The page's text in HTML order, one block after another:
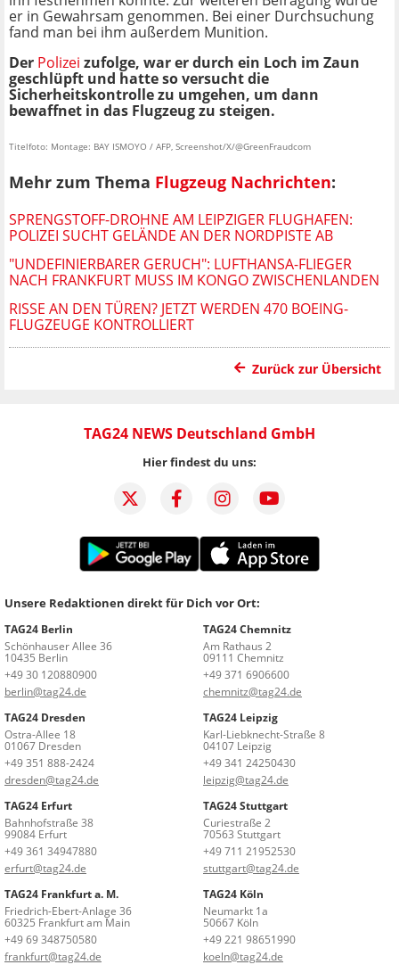
er in Gewahrsam genommen. Bei einer Durchsuchung
fand man bei ihm außerdem Munition.
Der Polizei zufolge, war er durch ein Loch im Zaun
geschlüpft und hatte so versucht die
Sicherheitskontrolle zu umgehen, um dann
bewaffnet in das Flugzeug zu steigen.
Titelfoto: Montage: BAY ISMOYO / AFP, Screenshot/X/@GreenFraudcom
Mehr zum Thema Flugzeug Nachrichten:
SPRENGSTOFF-DROHNE AM LEIPZIGER FLUGHAFEN:
POLIZEI SUCHT GELÄNDE AN DER NORDPISTE AB
"UNDEFINIERBARER GERUCH": LUFTHANSA-FLIEGER
NACH FRANKFURT MUSS IM KONGO ZWISCHENLANDEN
RISSE AN DEN TÜREN? JETZT WERDEN 470 BOEING-
FLUGZEUGE KONTROLLIERT
Zurück zur Übersicht
TAG24 NEWS Deutschland GmbH
Hier findest du uns:
Unsere Redaktionen direkt für Dich vor Ort:
TAG24 Berlin
Schönhauser Allee 36
10435 Berlin
+49 30 120880900
berlin@tag24.de
TAG24 Chemnitz
Am Rathaus 2
09111 Chemnitz
+49 371 6906600
chemnitz@tag24.de
TAG24 Dresden
Ostra-Allee 18
01067 Dresden
+49 351 888-2424
dresden@tag24.de
TAG24 Leipzig
Karl-Liebknecht-Straße 8
04107 Leipzig
+49 341 24250430
leipzig@tag24.de
TAG24 Erfurt
Bahnhofstraße 38
99084 Erfurt
+49 361 34947880
erfurt@tag24.de
TAG24 Stuttgart
Curiestraße 2
70563 Stuttgart
+49 711 21952530
stuttgart@tag24.de
TAG24 Frankfurt a. M.
Friedrich-Ebert-Anlage 36
60325 Frankfurt am Main
+49 69 348750580
frankfurt@tag24.de
TAG24 Köln
Neumarkt 1a
50667 Köln
+49 221 98651990
koeln@tag24.de